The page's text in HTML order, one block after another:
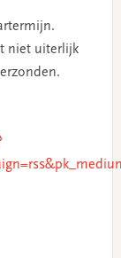
niet uiterlijk